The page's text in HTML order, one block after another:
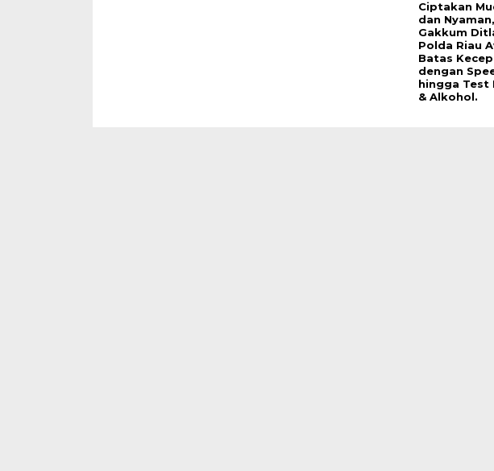
Ciptakan
dan
Gakkum
Polda Riau
Batas
dengan
hingga Test
& Alkohol.